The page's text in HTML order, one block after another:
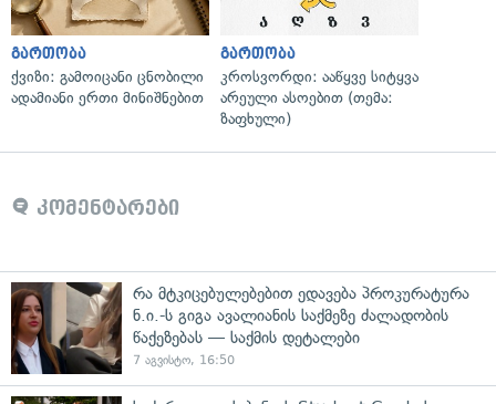
გართობა
ქვიზი: გამოიცანი ცნობილი
ადამიანი ერთი მინიშნებით
გართობა
კროსვორდი: ააწყვე სიტყვა
არეული ასოებით (თემა:
ზაფხული)
კომენტარები
რა მტკიცებულებებით ედავება პროკურატურა
ნ.ი.-ს გიგა ავალიანის საქმეზე ძალადობის
წაქეზებას — საქმის დეტალები
7 აგვისტო, 16:50